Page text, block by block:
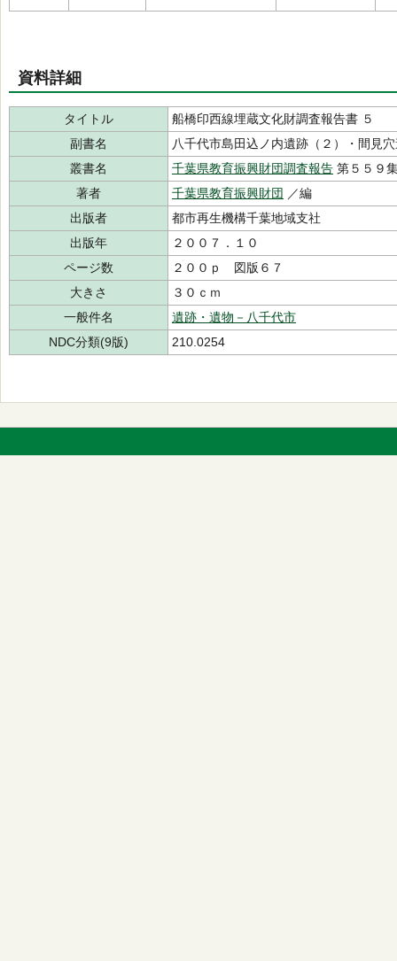
資料詳細
タイトル
船橋印西線埋蔵文化財調査報告書 ５
副書名
八千代市島田込ノ内遺跡（２）・間見
叢書名
千葉県教育振興財団調査報告 第５５９
著者
千葉県教育振興財団 ／編
出版者
都市再生機構千葉地域支社
出版年
２００７．１０
ページ数
２００ｐ 図版６７
大きさ
３０ｃｍ
一般件名
遺跡・遺物－八千代市
NDC分類(9版)
210.0254